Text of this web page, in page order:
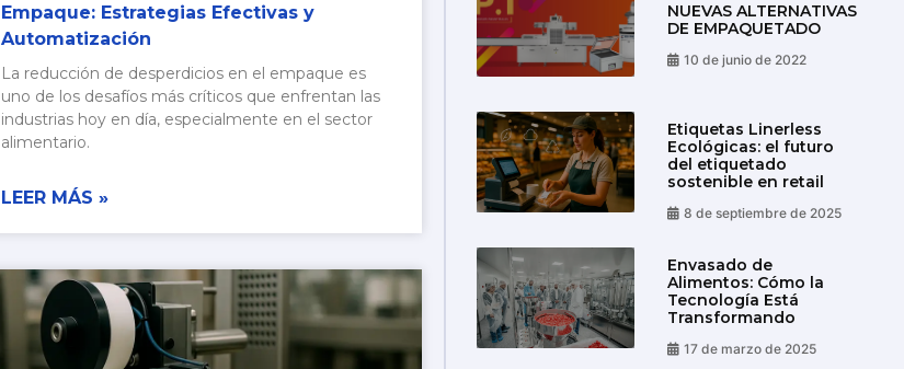
Empaque: Estrategias Efectivas y
Automatización
La reducción de desperdicios en el empaque es
uno de los desafíos más críticos que enfrentan las
industrias hoy en día, especialmente en el sector
alimentario.
LEER MÁS »
NUEVAS ALTERNATIVAS
DE EMPAQUETADO
10 de junio de 2022
Etiquetas Linerless
Ecológicas: el futuro
del etiquetado
sostenible en retail
8 de septiembre de 2025
Envasado de
Alimentos: Cómo la
Tecnología Está
Transformando
17 de marzo de 2025